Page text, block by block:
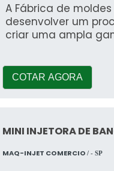
A Fábrica de
desenvolver um
criar uma ampla
COTAR AGORA
MINI INJETORA DE
MAQ-INJET COMERCIO/ - SP